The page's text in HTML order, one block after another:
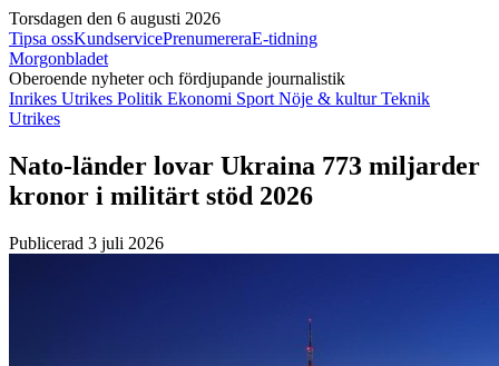
Torsdagen den 6 augusti 2026
Tipsa ossKundservicePrenumereraE-tidning
Morgonbladet
Oberoende nyheter och fördjupande journalistik
Inrikes Utrikes Politik Ekonomi Sport Nöje & kulturTeknik
Utrikes
Nato-länder lovar Ukraina 773 miljarder
kronor i militärt stöd 2026
Publicerad 3 juli 2026